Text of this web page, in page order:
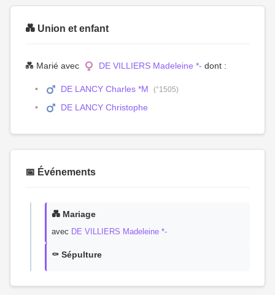
💑 Union et enfant
💑 Marié avec DE VILLIERS Madeleine *- dont :
DE LANCY Charles *M (°1505)
DE LANCY Christophe
📅 Événements
💑 Mariage
avec DE VILLIERS Madeleine *-
⚰️ Sépulture